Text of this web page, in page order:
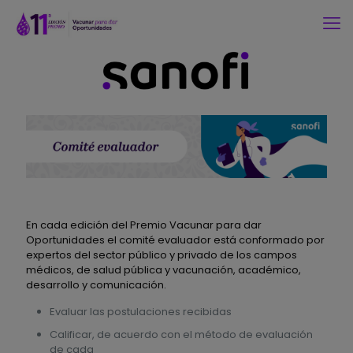
En cada edición del Premio Vacunar para dar
Oportunidades el comité evaluador está conformado por
expertos del sector público y privado de los campos
médicos, de salud pública y vacunación, académico,
desarrollo y comunicación.
Evaluar las postulaciones recibidas
Calificar, de acuerdo con el método de evaluación
de cada